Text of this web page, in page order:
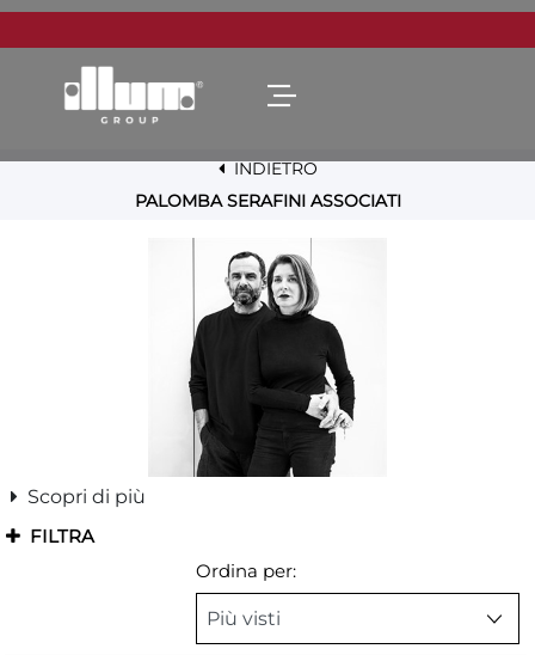
Open menu
INDIETRO
PALOMBA SERAFINI ASSOCIATI
Scopri di più
FILTRA
Ordina per: